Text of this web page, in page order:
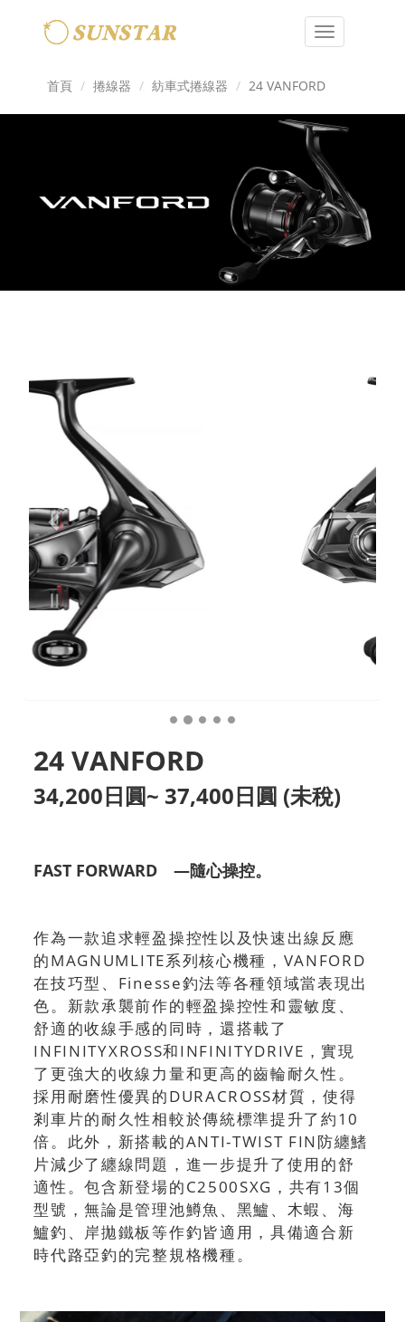
Toggle
首頁
捲線器 紡車式捲線器 24 VANFORD
24 VANFORD
34,200日圓~ 37,400日圓 (未稅)
FAST FORWARD ―隨心操控。
作為一款追求輕盈操控性以及快速出線反應
的MAGNUMLITE系列核心機種，VANFORD
在技巧型、Finesse釣法等各種領域當表現出
色。新款承襲前作的輕盈操控性和靈敏度、
舒適的收線手感的同時，還搭載了
INFINITYXROSS和INFINITYDRIVE，實現
了更強大的收線力量和更高的齒輪耐久性。
採用耐磨性優異的DURACROSS材質，使得
剎車片的耐久性相較於傳統標準提升了約10
倍。此外，新搭載的ANTI-TWIST FIN防纏鰭
片減少了纏線問題，進一步提升了使用的舒
適性。包含新登場的C2500SXG，共有13個
型號，無論是管理池鱒魚、黑鱸、木蝦、海
鱸釣、岸拋鐵板等作釣皆適用，具備適合新
時代路亞釣的完整規格機種。